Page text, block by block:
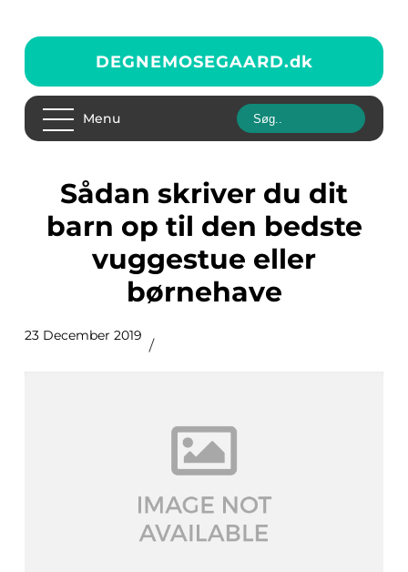
DEGNEMOSEGAARD.dk
Menu
Sådan skriver du dit
barn op til den bedste
vuggestue eller
børnehave
23 December 2019